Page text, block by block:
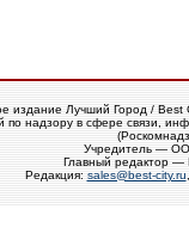
издание Лучший Город / Best
надзору в сфере связи,
Учредитель —
Главный редактор —
Редакция: sales@best-city.ru